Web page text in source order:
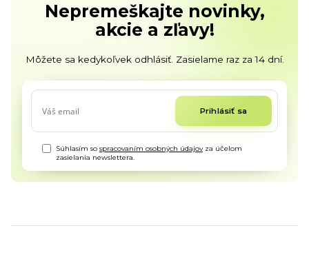
Nepremeškajte novinky,
akcie a zľavy!
Môžete sa kedykoľvek odhlásiť. Zasielame raz za 14 dní.
Prihlásiť sa
Súhlasím sospracovaním osobných údajovza účelom
zasielania newslettera.